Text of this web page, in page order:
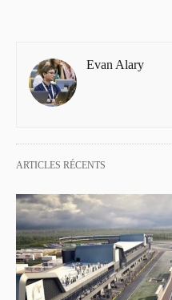
Evan Alary
ARTICLES RÉCENTS